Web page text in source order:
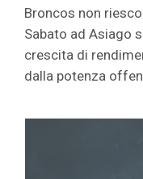
Broncos non
Sabato ad Asiago
crescita di
dalla potenza